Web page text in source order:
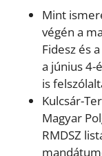
Mint
végén a
Fidesz és
a június
is
Kulcsár-
Magyar
RMDSZ